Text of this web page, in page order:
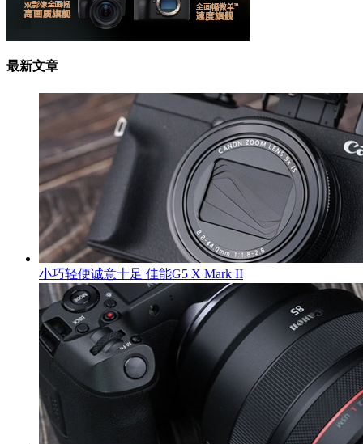
最新文章
小巧轻便诚意十足 佳能G5 X Mark II